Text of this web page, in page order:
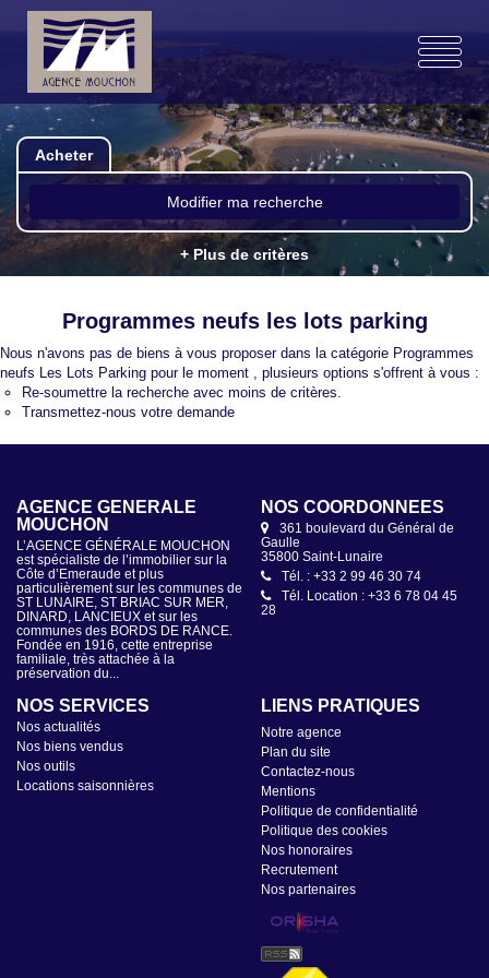
Acheter
Modifier ma recherche
+ Plus de critères
Programmes neufs les lots parking
Nous n'avons pas de biens à vous proposer dans la catégorie Programmes
neufs Les Lots Parking pour le moment , plusieurs options s'offrent à vous :
Re-soumettre la recherche avec moins de critères.
Transmettez-nous votre demande
AGENCE GÉNÉRALE
MOUCHON
L’AGENCE GÉNÉRALE MOUCHON
est spécialiste de l’immobilier sur la
Côte d’Emeraude et plus
particulièrement sur les communes de
ST LUNAIRE, ST BRIAC SUR MER,
DINARD, LANCIEUX et sur les
communes des BORDS DE RANCE.
Fondée en 1916, cette entreprise
familiale, très attachée à la
préservation du...
NOS COORDONNÉES
361 boulevard du Général de
Gaulle
35800 Saint-Lunaire
Tél. : +33 2 99 46 30 74
Tél. Location : +33 6 78 04 45
28
NOS SERVICES
Nos actualités
Nos biens vendus
Nos outils
Locations saisonnières
LIENS PRATIQUES
Notre agence
Plan du site
Contactez-nous
Mentions
Politique de confidentialité
Politique des cookies
Nos honoraires
Recrutement
Nos partenaires